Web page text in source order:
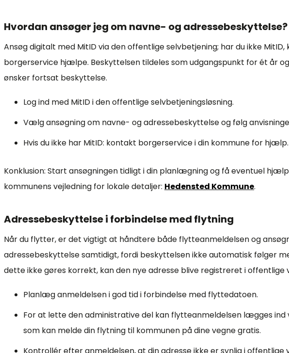
Hvordan ansøger jeg om navne- og adressebeskyttelse?
Ansøg digitalt med MitID via den offentlige selvbetjening; har du ikke MitID,
borgerservice hjælpe. Beskyttelsen tildeles som udgangspunkt for ét år
ønsker fortsat beskyttelse.
Log ind med MitID i den offentlige selvbetjeningsløsning.
Vælg ansøgning om navne- og adressebeskyttelse og følg
Hvis du ikke har MitID: kontakt borgerservice i din kommune for hjælp.
Konklusion: Start ansøgningen tidligt i din planlægning og få eventuel
kommunens vejledning for lokale detaljer: Hedensted Kommune.
Adressebeskyttelse i forbindelse med flytning
Når du flytter, er det vigtigt at håndtere både flytteanmeldelsen og
adressebeskyttelse samtidigt, fordi beskyttelsen ikke automatisk følger
dette ikke gøres korrekt, kan den nye adresse blive registreret i offentlige
Planlæg anmeldelsen i god tid i forbindelse med flyttedatoen.
For at lette den administrative del kan flytteanmeldelsen lægges ind
som kan melde din flytning til kommunen på dine vegne gratis.
Kontrollér efter anmeldelsen, at din adresse ikke er synlig i offentlige